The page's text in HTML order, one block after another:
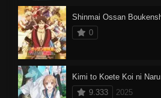
0
Kimi to Koete Koi ni Naru
9.333
2025